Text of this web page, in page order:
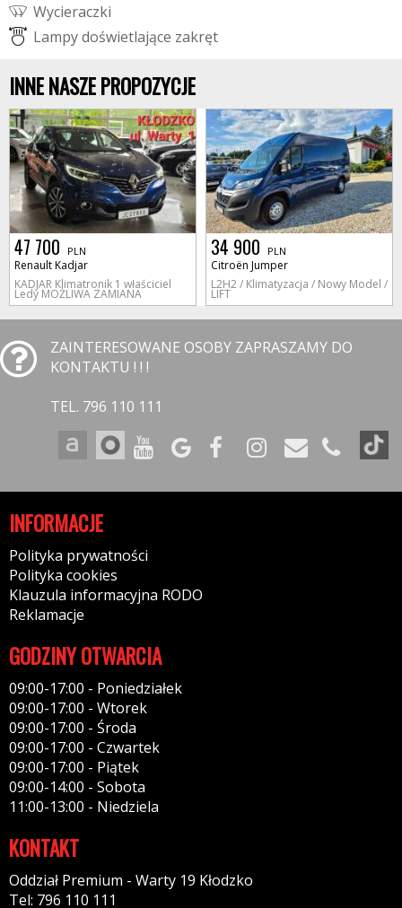
Wycieraczki
Lampydoświetlające zakręt
INNE NASZE PROPOZYCJE
47 700 PLN
Renault Kadjar
KADJAR Klimatronik 1 właściciel
Ledy MOŻLIWA ZAMIANA
34 900 PLN
Citroën Jumper
L2H2 / Klimatyzacja / Nowy Model /
LIFT
ZAINTERESOWANE OSOBY ZAPRASZAMY DO
KONTAKTU ! ! !
TEL. 796 110 111
INFORMACJE
Polityka prywatności
Polityka cookies
Klauzula informacyjna RODO
Reklamacje
GODZINY OTWARCIA
09:00-17:00 - Poniedziałek
09:00-17:00 - Wtorek
09:00-17:00 - Środa
09:00-17:00 - Czwartek
09:00-17:00 - Piątek
09:00-14:00 - Sobota
11:00-13:00 - Niedziela
KONTAKT
Oddział Premium - Warty 19 Kłodzko
Tel: 796 110 111